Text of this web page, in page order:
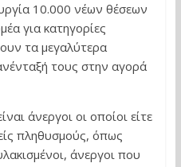
10.000 νέων θέσεων
για κατηγορίες
τα μεγαλύτερα
τους στην αγορά
άνεργοι οι οποίοι είτε
πληθυσμούς, όπως
άνεργοι που